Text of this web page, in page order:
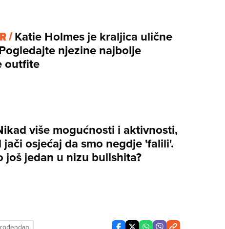
/Katie Holmes je kraljica ulične
njezine najbolje
outfite
više mogućnosti i aktivnosti,
jači osjećaj da smo negdje 'falili'.
još jedan u nizu bullshita?
rođendan